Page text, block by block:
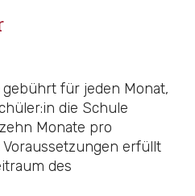
für jeden Monat,
die Schule
Monate pro
erfüllt
des